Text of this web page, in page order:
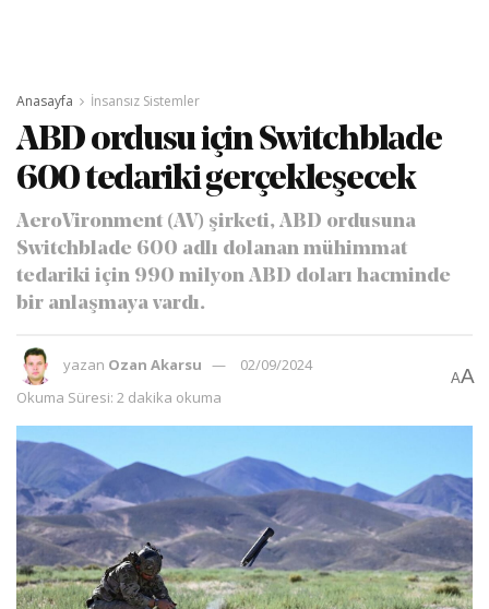
Anasayfa İnsansız Sistemler
ABD ordusu için Switchblade
600 tedariki gerçekleşecek
AeroVironment (AV) şirketi, ABD ordusuna
Switchblade 600 adlı dolanan mühimmat
tedariki için 990 milyon ABD doları hacminde
bir anlaşmaya vardı.
yazan Ozan Akarsu
02/09/2024
Okuma Süresi: 2 dakika okuma
AA